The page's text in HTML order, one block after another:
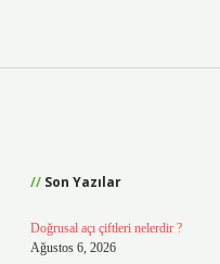
Son Yazılar
Doğrusal açı çiftleri nelerdir ?
Ağustos 6, 2026